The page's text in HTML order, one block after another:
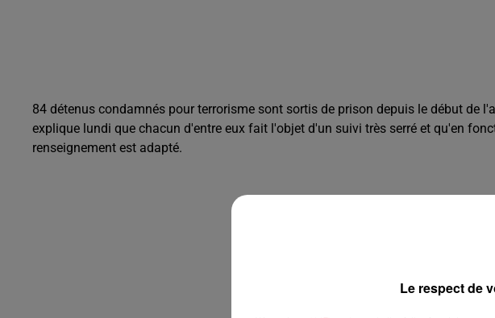
84 détenus condamnés pour terrorisme sont sortis de prison depuis le début de
explique lundi que chacun d'entre eux fait l'objet d'un suivi très serré et qu'en
renseignement est adapté.
Le respect de